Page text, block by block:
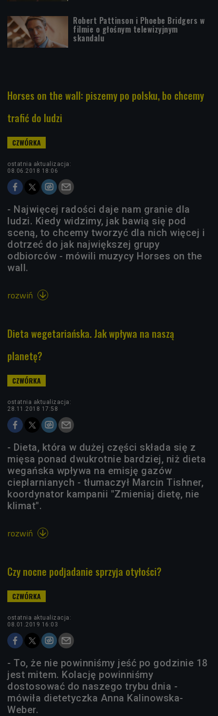
Robert Pattinson i Phoebe Bridgers w
filmie o głośnym telewizyjnym
skandalu
Horses on the wall: piszemy po polsku, bo chcemy
trafić do ludzi
ostatnia aktualizacja:
08.06.2018 18:06
- Najwięcej radości daje nam granie dla
ludzi. Kiedy widzimy, jak bawią się pod
sceną, to chcemy tworzyć dla nich więcej i
dotrzeć do jak największej grupy
odbiorców - mówili muzycy Horses on the
wall.
rozwiń 
Dieta wegetariańska. Jak wpływa na naszą
planetę?
ostatnia aktualizacja:
28.11.2018 17:58
- Dieta, która w dużej części składa się z
mięsa ponad dwukrotnie bardziej, niż dieta
wegańska wpływa na emisję gazów
cieplarnianych - tłumaczył Marcin Tishner,
koordynator kampanii "Zmieniaj dietę, nie
klimat".
rozwiń 
Czy nocne podjadanie sprzyja otyłości?
ostatnia aktualizacja:
08.01.2019 16:03
- To, że nie powinniśmy jeść po godzinie 18
jest mitem. Kolację powinniśmy
dostosować do naszego trybu dnia -
mówiła dietetyczka Anna Kalinowska-
Weber.